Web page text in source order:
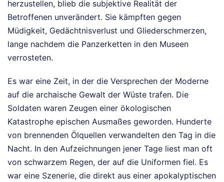
herzustellen, blieb die subjektive Realität der
Betroffenen unverändert. Sie kämpften gegen
Müdigkeit, Gedächtnisverlust und Gliederschmerzen,
lange nachdem die Panzerketten in den Museen
verrosteten.
Es war eine Zeit, in der die Versprechen der Moderne
auf die archaische Gewalt der Wüste trafen. Die
Soldaten waren Zeugen einer ökologischen
Katastrophe epischen Ausmaßes geworden. Hunderte
von brennenden Ölquellen verwandelten den Tag in die
Nacht. In den Aufzeichnungen jener Tage liest man oft
von schwarzem Regen, der auf die Uniformen fiel. Es
war eine Szenerie, die direkt aus einer apokalyptischen